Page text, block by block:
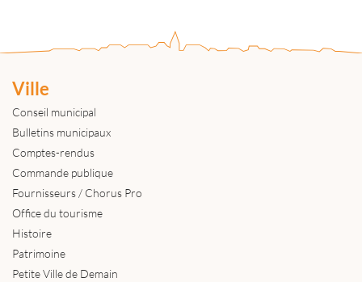
Ville
Conseil municipal
Bulletins municipaux
Comptes-rendus
Commande publique
Fournisseurs / Chorus Pro
Office du tourisme
Histoire
Patrimoine
Petite Ville de Demain